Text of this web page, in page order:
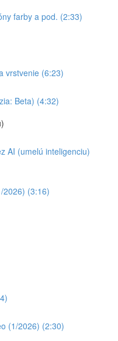
farby a pod. (2:33)
vrstvenie (6:23)
Beta) (4:32)
AI (umelú inteligenciu)
2026) (3:16)
(1/2026) (2:30)